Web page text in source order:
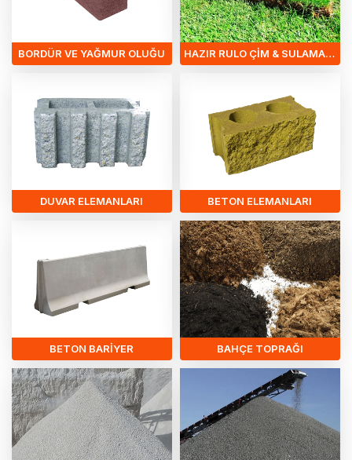
BORDÜR VE YAĞMUR OLUĞU HAZIR RULO ÇIM & SULAMA SISTEMLERI
DUVAR ELEMANLARI BETON ELEMANLARI
BETON BARIYER BAHÇE TOPRAĞI